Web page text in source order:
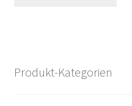
Produkt-Kategorien